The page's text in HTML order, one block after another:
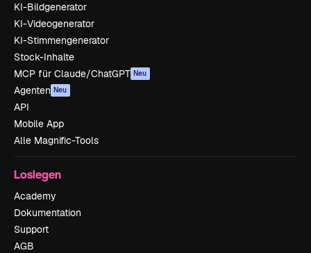
KI-Bildgenerator
KI-Videogenerator
KI-Stimmengenerator
Stock-Inhalte
MCP für Claude/ChatGPT Neu
Agenten Neu
API
Mobile App
Alle Magnific-Tools
Loslegen
Academy
Dokumentation
Support
AGB